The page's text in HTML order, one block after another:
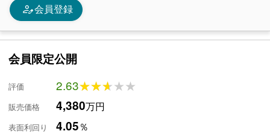
person_edit会員登録
会員限定公開
評価 2.63★★★★★
★★★★★
販売価格 4,380万円
表面利回り 4.05％